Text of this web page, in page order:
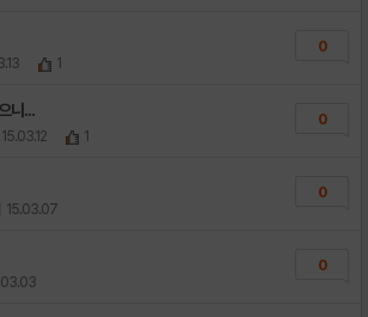
1
0
니...
| 15.03.12 1
0
| 15.03.07
0
0